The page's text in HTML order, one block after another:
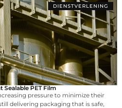
DIENSTVERLENING
PET Film
pressure to minimize their
delivering packaging that is safe,